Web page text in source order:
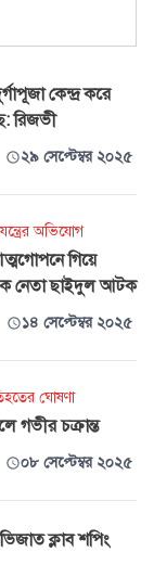
কেন্দ্র করে
রিজভী
২৯ সেপ্টেম্বর ২০২৫
অভিযোগ
গিয়ে
নেতা ছাইদুল আটক
১৪ সেপ্টেম্বর ২০২৫
ঘোষণা
গভীর চক্রান্ত
০৮ সেপ্টেম্বর ২০২৫
ক্লাব শপিং